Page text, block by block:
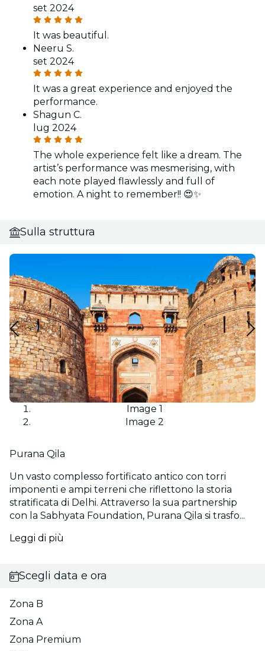
set 2024
It was beautiful.
Neeru S.
set 2024
It was a great experience and enjoyed the
performance.
Shagun C.
lug 2024
The whole experience felt like a dream. The
artist’s performance was mesmerising, with
each note played flawlessly and full of
emotion. A night to remember!! 😍✨
Sulla struttura
Image 1
Image 2
Purana Qila
Un vasto complesso fortificato antico con torri
imponenti e ampi terreni che riflettono la storia
stratificata di Delhi. Attraverso la sua partnership
con la Sabhyata Foundation, Purana Qila si trasfo...
Leggi di più
Scegli data e ora
Zona B
Zona A
Zona Premium